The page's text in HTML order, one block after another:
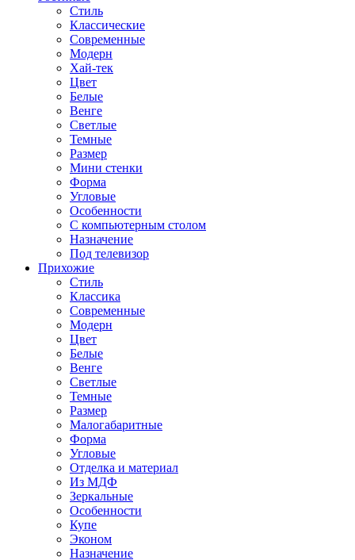
Стиль
Классические
Современные
Модерн
Хай-тек
Цвет
Белые
Венге
Светлые
Темные
Размер
Мини стенки
Форма
Угловые
Особенности
С компьютерным столом
Назначение
Под телевизор
Прихожие
Стиль
Классика
Современные
Модерн
Цвет
Белые
Венге
Светлые
Темные
Размер
Малогабаритные
Форма
Угловые
Отделка и материал
Из МДФ
Зеркальные
Особенности
Купе
Эконом
Назначение